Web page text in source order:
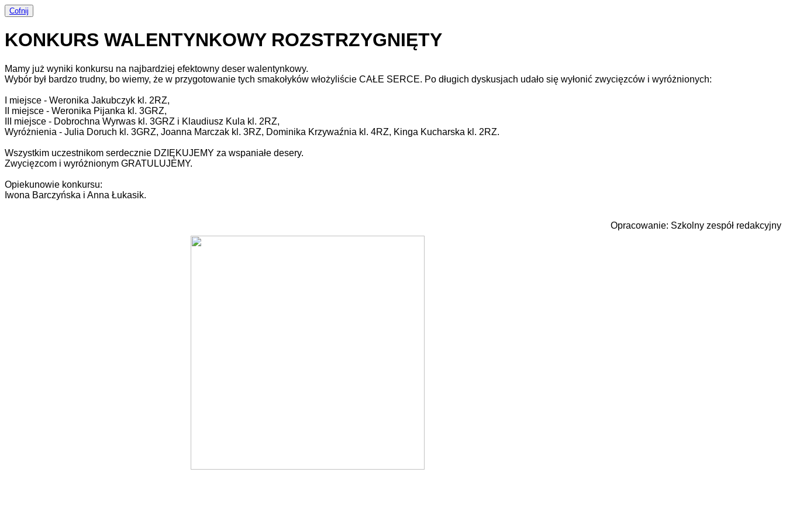
Cofnij
KONKURS WALENTYNKOWY ROZSTRZYGNIĘTY
Mamy już wyniki konkursu na najbardziej efektowny deser walentynkowy.
Wybór był bardzo trudny, bo wiemy, że w przygotowanie tych smakołyków włożyliście CAŁE SERCE. Po długich dyskusjach udało się wyłonić zwycięzców i wyróżnionych:
I miejsce - Weronika Jakubczyk kl. 2RZ,
II miejsce - Weronika Pijanka kl. 3GRZ,
III miejsce - Dobrochna Wyrwas kl. 3GRZ i Klaudiusz Kula kl. 2RZ,
Wyróżnienia - Julia Doruch kl. 3GRZ, Joanna Marczak kl. 3RZ, Dominika Krzywaźnia kl. 4RZ, Kinga Kucharska kl. 2RZ.
Wszystkim uczestnikom serdecznie DZIĘKUJEMY za wspaniałe desery.
Zwycięzcom i wyróżnionym GRATULUJEMY.
Opiekunowie konkursu:
Iwona Barczyńska i Anna Łukasik.
Opracowanie: Szkolny zespół redakcyjny